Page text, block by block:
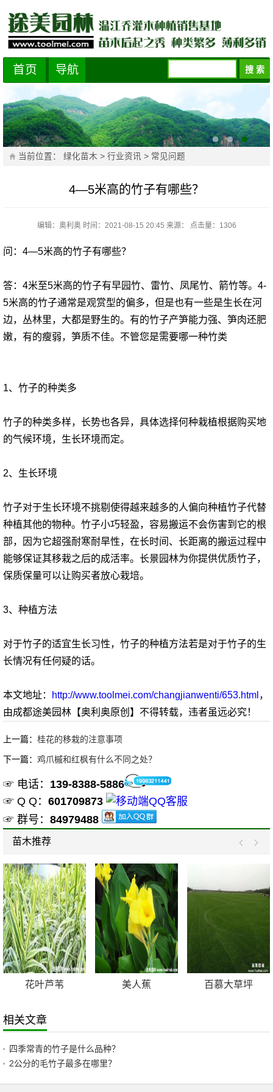
首页 导航
当前位置： 绿化苗木 >行业资讯 > 常见问题
4—5米高的竹子有哪些？
编辑：奥利奥 时间：2021-08-15 20:45 来源： 点击量： 1306
问：4—5米高的竹子有哪些？
答：4米至5米高的竹子有早园竹、雷竹、凤尾竹、箭竹等。4-
5米高的竹子通常是观赏型的偏多，但是也有一些是生长在河
边，丛林里，大都是野生的。有的竹子产笋能力强、笋肉还肥
嫩，有的瘦弱，笋质不佳。不管您是需要哪一种竹类
1、竹子的种类多
竹子的种类多样，长势也各异，具体选择何种栽植根据购买地
的气候环境，生长环境而定。
2、生长环境
竹子对于生长环境不挑剔使得越来越多的人偏向种植竹子代替
种植其他的物种。竹子小巧轻盈，容易搬运不会伤害到它的根
部，因为它超强耐寒耐旱性，在长时间、长距离的搬运过程中
能够保证其移栽之后的成活率。长景园林为你提供优质竹子，
保质保量可以让购买者放心栽培。
3、种植方法
对于竹子的适宜生长习性，竹子的种植方法若是对于竹子的生
长情况有任何疑的话。
本文地址： http://www.toolmei.com/changjianwenti/653.html ，
由成都途美园林【奥利奥原创】不得转载，违者虽远必究！
上一篇：桂花的移栽的注意事项
下一篇：鸡爪槭和红枫有什么不同之处？
☞ 电话： 139-8388-5886
☞ Q Q：601709873
☞ 群号：84979488
苗木推荐
花叶芦苇 美人蕉 百慕大草坪
相关文章
四季常青的竹子是什么品种？
2公分的毛竹子最多在哪里？